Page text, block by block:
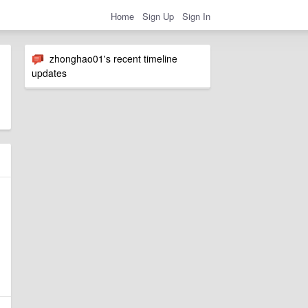
Home Sign Up Sign In
zhonghao01's recent timeline
updates